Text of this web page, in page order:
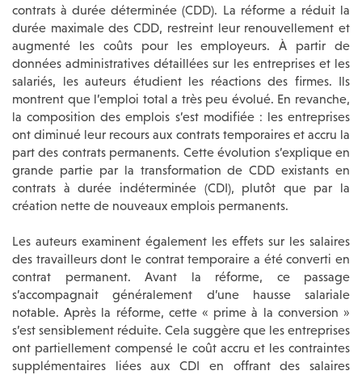
contrats à durée déterminée (CDD). La réforme a réduit la
durée maximale des CDD, restreint leur renouvellement et
augmenté les coûts pour les employeurs. À partir de
données administratives détaillées sur les entreprises et les
salariés, les auteurs étudient les réactions des firmes. Ils
montrent que l’emploi total a très peu évolué. En revanche,
la composition des emplois s’est modifiée : les entreprises
ont diminué leur recours aux contrats temporaires et accru la
part des contrats permanents. Cette évolution s’explique en
grande partie par la transformation de CDD existants en
contrats à durée indéterminée (CDI), plutôt que par la
création nette de nouveaux emplois permanents.
Les auteurs examinent également les effets sur les salaires
des travailleurs dont le contrat temporaire a été converti en
contrat permanent. Avant la réforme, ce passage
s’accompagnait généralement d’une hausse salariale
notable. Après la réforme, cette « prime à la conversion »
s’est sensiblement réduite. Cela suggère que les entreprises
ont partiellement compensé le coût accru et les contraintes
supplémentaires liées aux CDI en offrant des salaires